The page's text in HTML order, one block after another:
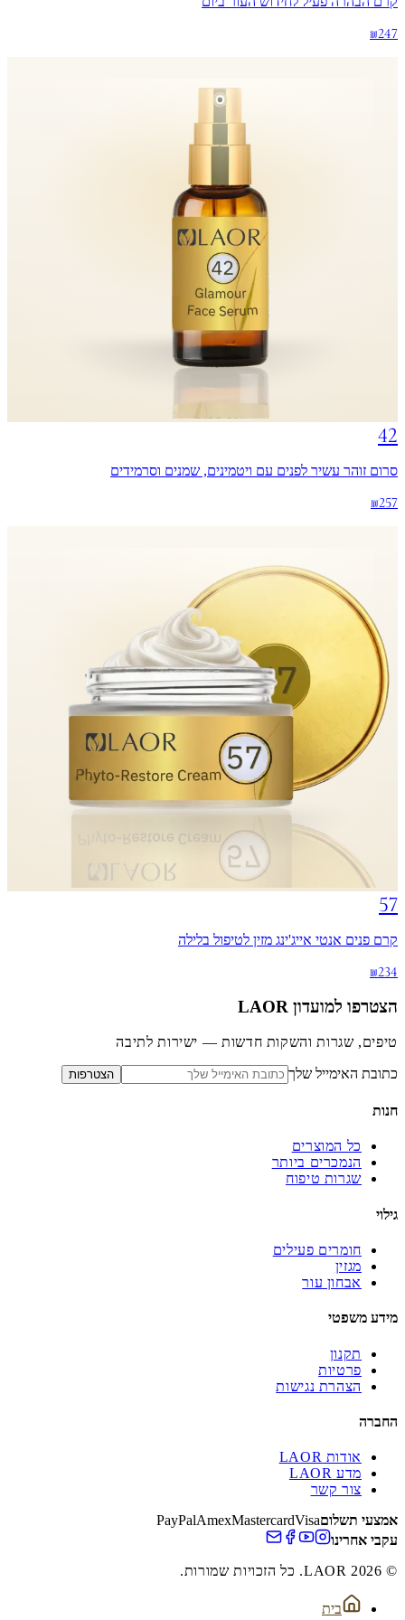
₪247
42
סרום זוהר עשיר לפנים עם ויטמינים, שמנים וסרמידים
₪257
57
קרם פנים אנטי אייג'ינג מזין לטיפול בלילה
₪234
הצטרפו למועדון LAOR
טיפים, שגרות והשקות חדשות — ישירות לתיבה
כתובת האימייל שלך הצטרפות
חנות
כל המוצרים
הנמכרים ביותר
שגרות טיפוח
גילוי
חומרים פעילים
מגזין
אבחון עור
מידע משפטי
תקנון
פרטיות
הצהרת נגישות
החברה
אודות LAOR
מדע LAOR
צור קשר
אמצעי תשלוםVisa
Mastercard
Amex
PayPal
עקבי אחרינו
© 2026 LAOR. כל הזכויות שמורות.
בית